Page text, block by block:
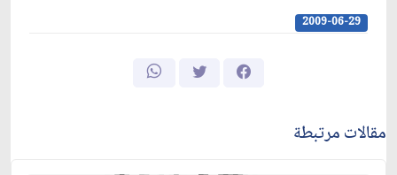
2009-06-29
مقالات مرتبطة